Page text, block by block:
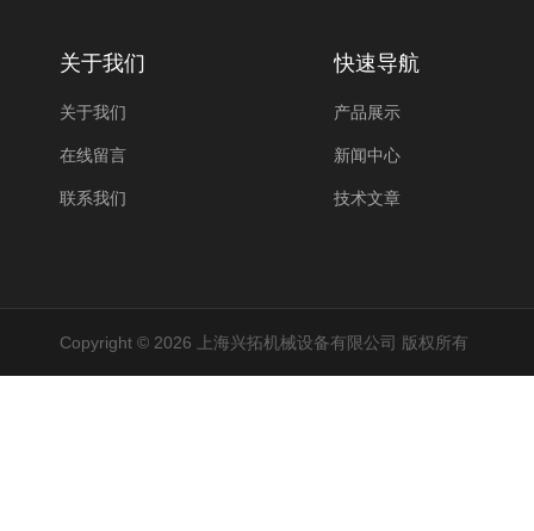
关于我们
关于我们
在线留言
联系我们
快速导航
产品展示
新闻中心
技术文章
Copyright © 2026 上海兴拓机械设备有限公司 版权所有